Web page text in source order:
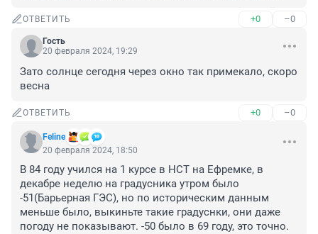
ОТВЕТИТЬ +0 –0
Гость
20 февраля 2024, 19:29
Зато солнце сегодня через окно так примекало, скоро
весна
ОТВЕТИТЬ +0 –0
Feline
20 февраля 2024, 18:50
В 84 году учился на 1 курсе в НСТ на Ефремке, в
декабре неделю на градусника утром было
-51(Барьерная ГЭС), но по историческим данным
меньше было, выкиньте такие градуснки, они даже
погоду не показывают. -50 было в 69 году, это точно.